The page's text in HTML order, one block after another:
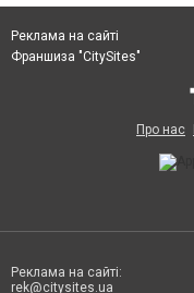
Реклама на сайті
Франшиза "CitySites"
Про нас
Реклама на сайті:
rek@citysites.ua